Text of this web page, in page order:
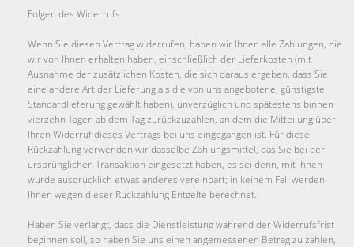
Folgen des Widerrufs
Wenn Sie diesen Vertrag widerrufen, haben wir Ihnen alle Zahlungen, die
wir von Ihnen erhalten haben, einschließlich der Lieferkosten (mit
Ausnahme der zusätzlichen Kosten, die sich daraus ergeben, dass Sie
eine andere Art der Lieferung als die von uns angebotene, günstigste
Standardlieferung gewählt haben), unverzüglich und spätestens binnen
vierzehn Tagen ab dem Tag zurückzuzahlen, an dem die Mitteilung über
Ihren Widerruf dieses Vertrags bei uns eingegangen ist. Für diese
Rückzahlung verwenden wir dasselbe Zahlungsmittel, das Sie bei der
ursprünglichen Transaktion eingesetzt haben, es sei denn, mit Ihnen
wurde ausdrücklich etwas anderes vereinbart; in keinem Fall werden
Ihnen wegen dieser Rückzahlung Entgelte berechnet.
Haben Sie verlangt, dass die Dienstleistung während der Widerrufsfrist
beginnen soll, so haben Sie uns einen angemessenen Betrag zu zahlen,